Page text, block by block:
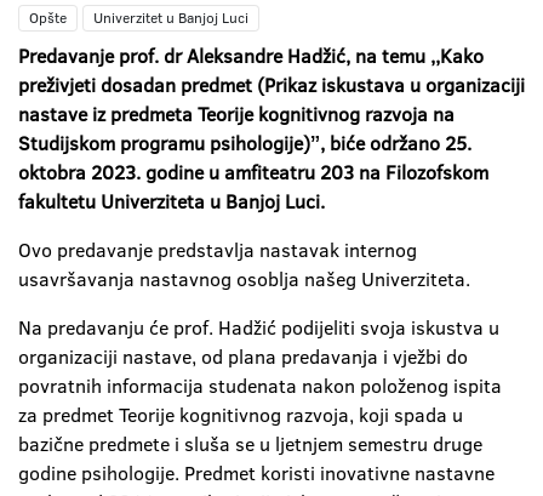
Opšte Univerzitet u Banjoj Luci
Predavanje prof. dr Aleksandre Hadžić, na temu ,,Kako
preživjeti dosadan predmet (Prikaz iskustava u organizaciji
nastave iz predmeta Teorije kognitivnog razvoja na
Studijskom programu psihologije)ˮ, biće održano 25.
oktobra 2023. godine u amfiteatru 203 na Filozofskom
fakultetu Univerziteta u Banjoj Luci.
Ovo predavanje predstavlja nastavak internog
usavršavanja nastavnog osoblja našeg Univerziteta.
Na predavanju će prof. Hadžić podijeliti svoja iskustva u
organizaciji nastave, od plana predavanja i vježbi do
povratnih informacija studenata nakon položenog ispita
za predmet Teorije kognitivnog razvoja, koji spada u
bazične predmete i sluša se u ljetnjem semestru druge
godine psihologije. Predmet koristi inovativne nastavne